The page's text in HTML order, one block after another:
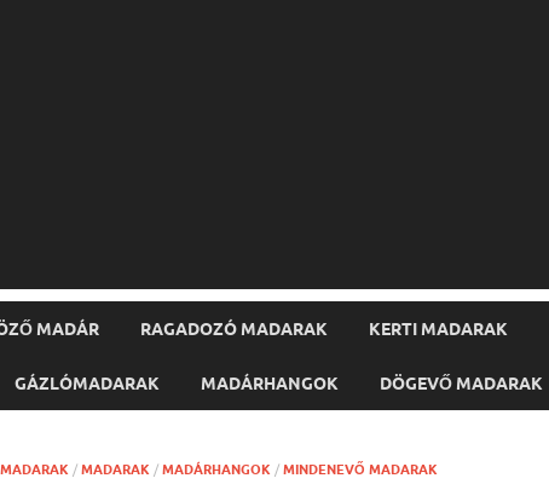
MADÁR RAGADOZÓ MADARAK KERTI MADARAK
GÁZLÓMADARAK MADÁRHANGOK DÖGEVŐ MADARAK
/ MADARAK / MADÁRHANGOK / MINDENEVŐ MADARAK